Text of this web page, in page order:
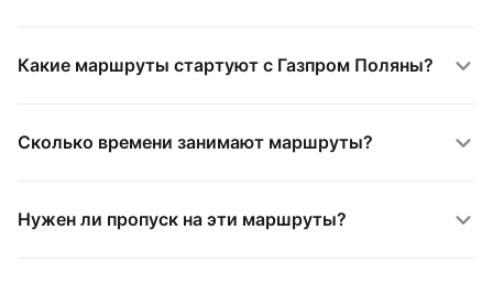
Какие маршруты стартуют с Газпром Поляны?
Сколько времени занимают маршруты?
Нужен ли пропуск на эти маршруты?